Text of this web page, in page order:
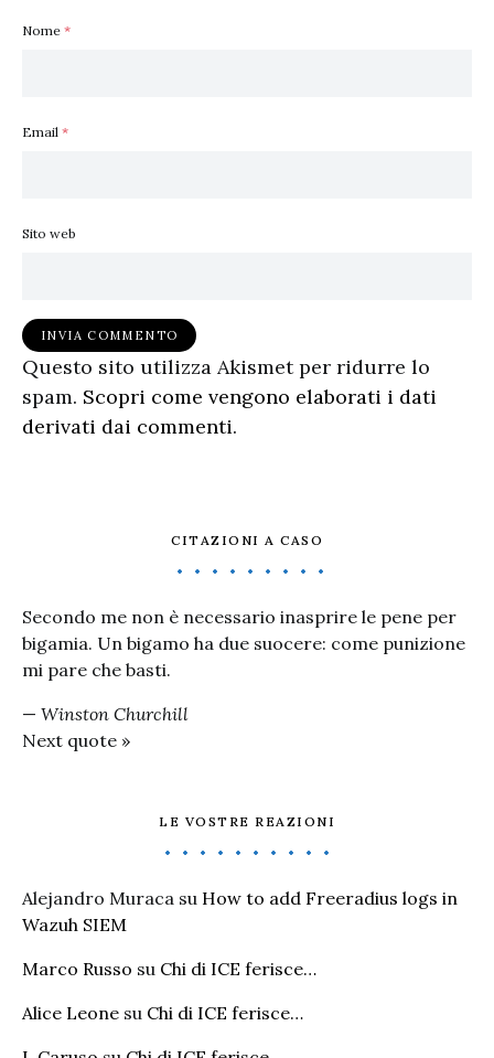
Nome *
Email *
Sito web
Questo sito utilizza Akismet per ridurre lo
spam. Scopri come vengono elaborati i dati
derivati dai commenti.
CITAZIONI A CASO
Secondo me non è necessario inasprire le pene per
bigamia. Un bigamo ha due suocere: come punizione
mi pare che basti.
— Winston Churchill
Next quote »
LE VOSTRE REAZIONI
Alejandro Muraca su How to add Freeradius logs in
Wazuh SIEM
Marco Russo su Chi di ICE ferisce…
Alice Leone su Chi di ICE ferisce…